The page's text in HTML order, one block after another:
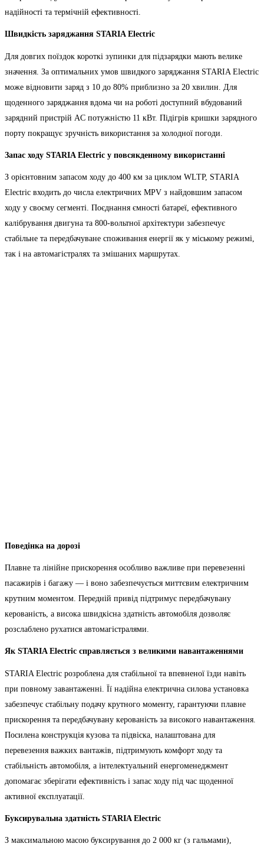
надійності та термічній ефективності.
Швидкість заряджання STARIA Electric
Для довгих поїздок короткі зупинки для підзарядки мають велике
значення. За оптимальних умов швидкого заряджання STARIA Electric
може відновити заряд з 10 до 80% приблизно за 20 хвилин. Для
щоденного заряджання вдома чи на роботі доступний вбудований
зарядний пристрій AC потужністю 11 кВт. Підігрів кришки зарядного
порту покращує зручність використання за холодної погоди.
Запас ходу STARIA Electric у повсякденному використанні
З орієнтовним запасом ходу до 400 км за циклом WLTP, STARIA
Electric входить до числа електричних MPV з найдовшим запасом
ходу у своєму сегменті. Поєднання ємності батареї, ефективного
калібрування двигуна та 800-вольтної архітектури забезпечує
стабільне та передбачуване споживання енергії як у міському режимі,
так і на автомагістралях та змішаних маршрутах.
Поведінка на дорозі
Плавне та лінійне прискорення особливо важливе при перевезенні
пасажирів і багажу — і воно забезпечується миттєвим електричним
крутним моментом. Передній привід підтримує передбачувану
керованість, а висока швидкісна здатність автомобіля дозволяє
розслаблено рухатися автомагістралями.
Як STARIA Electric справляється з великими навантаженнями
STARIA Electric розроблена для стабільної та впевненої їзди навіть
при повному завантаженні. Її надійна електрична силова установка
забезпечує стабільну подачу крутного моменту, гарантуючи плавне
прискорення та передбачувану керованість за високого навантаження.
Посилена конструкція кузова та підвіска, налаштована для
перевезення важких вантажів, підтримують комфорт ходу та
стабільність автомобіля, а інтелектуальний енергоменеджмент
допомагає зберігати ефективність і запас ходу під час щоденної
активної експлуатації.
Буксирувальна здатність STARIA Electric
З максимальною масою буксирування до 2 000 кг (з гальмами),